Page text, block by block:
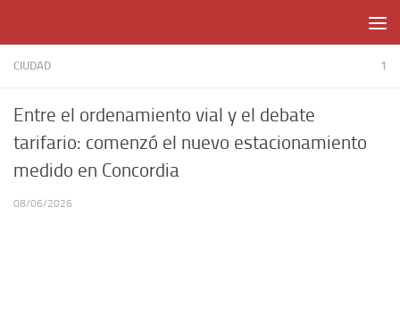
CIUDAD 1
Entre el ordenamiento vial y el debate
tarifario: comenzó el nuevo estacionamiento
medido en Concordia
08/06/2026